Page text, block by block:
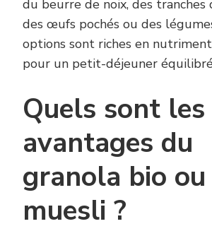
du beurre de noix, des tranches
des œufs pochés ou des
options sont riches en
pour un petit-déjeuner
Quels sont les
avantages du
granola bio ou
muesli ?